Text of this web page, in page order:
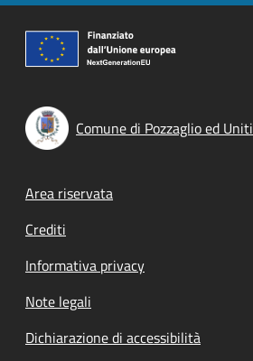
Comune di Pozzaglio ed Uniti
Footer menu
Area riservata
Crediti
Informativa privacy
Note legali
Dichiarazione di accessibilità